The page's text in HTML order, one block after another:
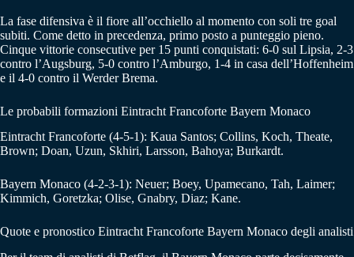
La fase difensiva è il fiore all’occhiello al momento con soli tre goal
subiti. Come detto in precedenza, primo posto a punteggio pieno.
Cinque vittorie consecutive per 15 punti conquistati: 6-0 sul Lipsia, 2-3
contro l’Augsburg, 5-0 contro l’Amburgo, 1-4 in casa dell’Hoffenheim
e il 4-0 contro il Werder Brema.
Le probabili formazioni Eintracht Francoforte Bayern Monaco
Eintracht Francoforte (4-5-1): Kaua Santos; Collins, Koch, Theate,
Brown; Doan, Uzun, Skhiri, Larsson, Bahoya; Burkardt.
Bayern Monaco (4-2-3-1): Neuer; Boey, Upamecano, Tah, Laimer;
Kimmich, Goretzka; Olise, Gnabry, Diaz; Kane.
Quote e pronostico Eintracht Francoforte Bayern Monaco degli analisti